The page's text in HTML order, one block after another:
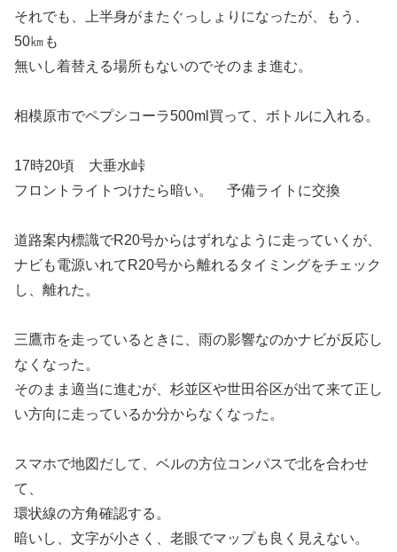
それでも、上半身がまたぐっしょりになったが、もう、
50㎞も
無いし着替える場所もないのでそのまま進む。
相模原市でペプシコーラ500ml買って、ボトルに入れる。
17時20頃 大垂水峠
フロントライトつけたら暗い。 予備ライトに交換
道路案内標識でR20号からはずれなように走っていくが、
ナビも電源いれてR20号から離れるタイミングをチェック
し、離れた。
三鷹市を走っているときに、雨の影響なのかナビが反応し
なくなった。
そのまま適当に進むが、杉並区や世田谷区が出て来て正し
い方向に走っているか分からなくなった。
スマホで地図だして、ベルの方位コンパスで北を合わせ
て、
環状線の方角確認する。
暗いし、文字が小さく、老眼でマップも良く見えない。